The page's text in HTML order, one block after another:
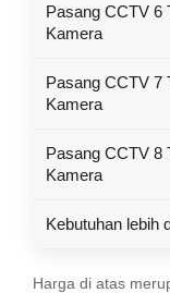
Pasang CCTV 6
Kamera
Pasang CCTV 7
Kamera
Pasang CCTV 8
Kamera
Kebutuhan lebih
Harga di atas